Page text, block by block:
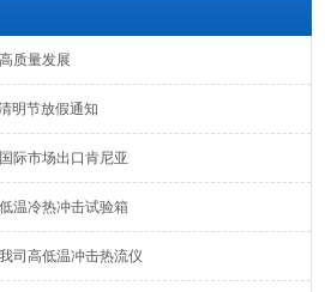
质量发展
明节放假通知
际市场出口肯尼亚
温冷热冲击试验箱
司高低温冲击热流仪